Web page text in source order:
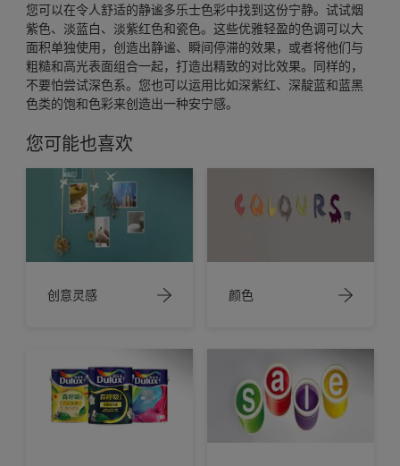
您可以在令人舒适的静谧多乐士色彩中找到这份宁静。试试烟
紫色、淡蓝白、淡紫红色和瓷色。这些优雅轻盈的色调可以大
面积单独使用，创造出静谧、瞬间停滞的效果，或者将他们与
粗糙和高光表面组合一起，打造出精致的对比效果。同样的，
不要怕尝试深色系。您也可以运用比如深紫红、深靛蓝和蓝黑
色类的饱和色彩来创造出一种安宁感。
您可能也喜欢
创意灵感 颜色